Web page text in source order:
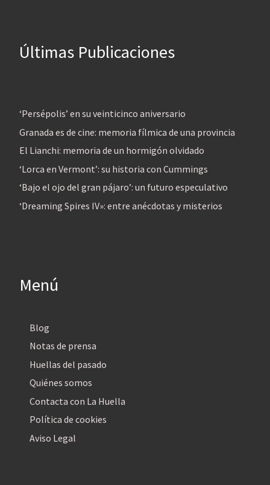
Últimas Publicaciones
‘Persépolis’ en su veinticinco aniversario
Granada es de cine: memoria fílmica de una provincia
El Lianchi: memoria de un hormigón olvidado
‘Lorca en Vermont’: su historia con Cummings
‘Bajo el ojo del gran pájaro’: un futuro especulativo
‘Dreaming Spires IV»: entre anécdotas y misterios
Menú
Blog
Notas de prensa
Huellas del pasado
Quiénes somos
Contacta con La Huella
Política de cookies
Aviso Legal